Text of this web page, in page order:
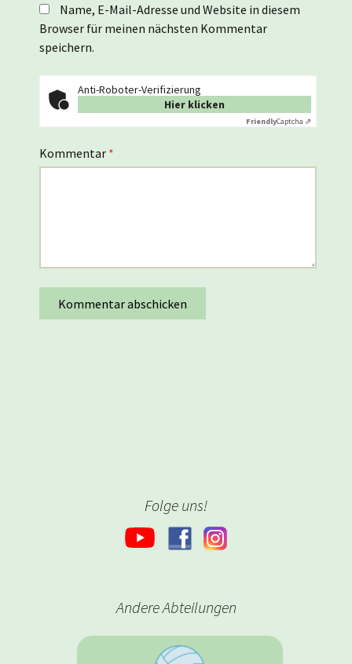
Name, E-Mail-Adresse und Website in diesem
Browser für meinen nächsten Kommentar
speichern.
Anti-Roboter-Verifizierung
Hier klicken
FriendlyCaptcha ⇗
Kommentar *
Folge uns!
Andere Abteilungen